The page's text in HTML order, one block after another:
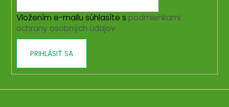
Vložením e-mailu súhlasíte s podmienkami
ochrany osobných údajov
PRIHLÁSIŤ SA